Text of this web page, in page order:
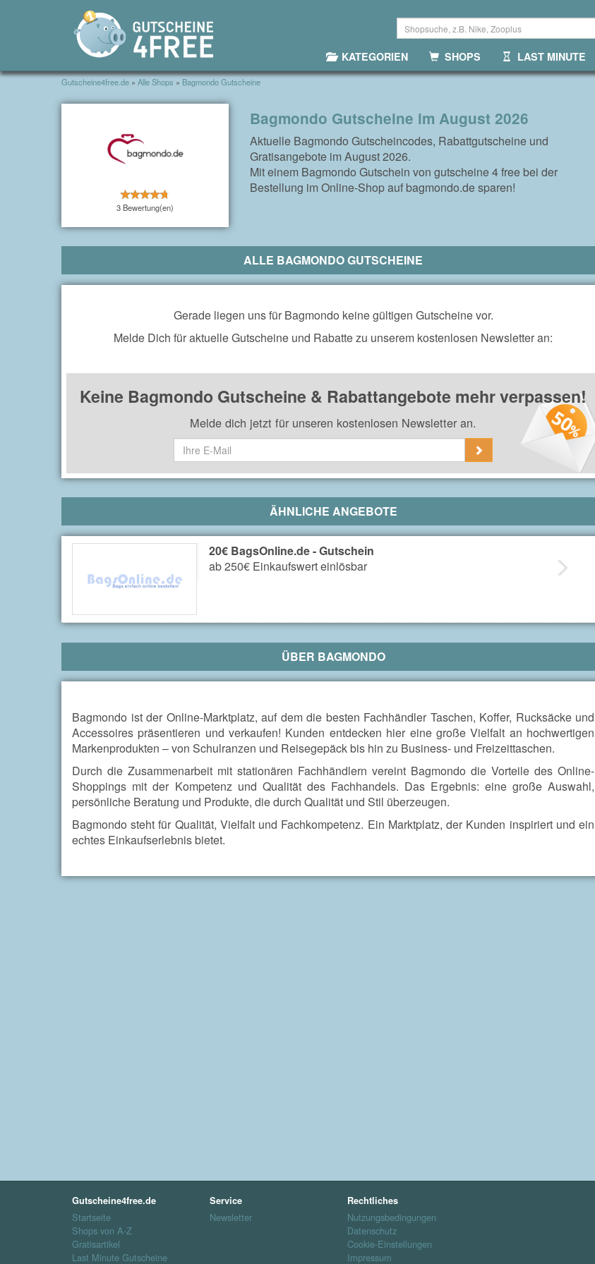
KATEGORIEN SHOPS LAST MINUTE
Gutscheine4free.de » Alle Shops » Bagmondo Gutscheine
3 Bewertung(en)
Bagmondo Gutscheine im August 2026
Aktuelle Bagmondo Gutscheincodes, Rabattgutscheine und
Gratisangebote im August 2026.
Mit einem Bagmondo Gutschein von gutscheine 4 free bei der
Bestellung im Online-Shop auf bagmondo.de sparen!
ALLE BAGMONDO GUTSCHEINE
Gerade liegen uns für Bagmondo keine gültigen Gutscheine vor.
Melde Dich für aktuelle Gutscheine und Rabatte zu unserem kostenlosen Newsletter an:
Keine Bagmondo Gutscheine & Rabattangebote mehr verpassen!
Melde dich jetzt für unseren kostenlosen Newsletter an.
ÄHNLICHE ANGEBOTE
20€ BagsOnline.de - Gutschein
ab 250€ Einkaufswert einlösbar
ÜBER BAGMONDO
Bagmondo ist der Online-Marktplatz, auf dem die besten Fachhändler Taschen, Koffer, Rucksäcke und
Accessoires präsentieren und verkaufen! Kunden entdecken hier eine große Vielfalt an hochwertigen
Markenprodukten – von Schulranzen und Reisegepäck bis hin zu Business- und Freizeittaschen.
Durch die Zusammenarbeit mit stationären Fachhändlern vereint Bagmondo die Vorteile des Online-
Shoppings mit der Kompetenz und Qualität des Fachhandels. Das Ergebnis: eine große Auswahl,
persönliche Beratung und Produkte, die durch Qualität und Stil überzeugen.
Bagmondo steht für Qualität, Vielfalt und Fachkompetenz. Ein Marktplatz, der Kunden inspiriert und ein
echtes Einkaufserlebnis bietet.
Gutscheine4free.de
Startseite
Shops von A-Z
Gratisartikel
Last Minute Gutscheine
Service
Newsletter
Rechtliches
Nutzungsbedingungen
Datenschutz
Cookie-Einstellungen
Impressum